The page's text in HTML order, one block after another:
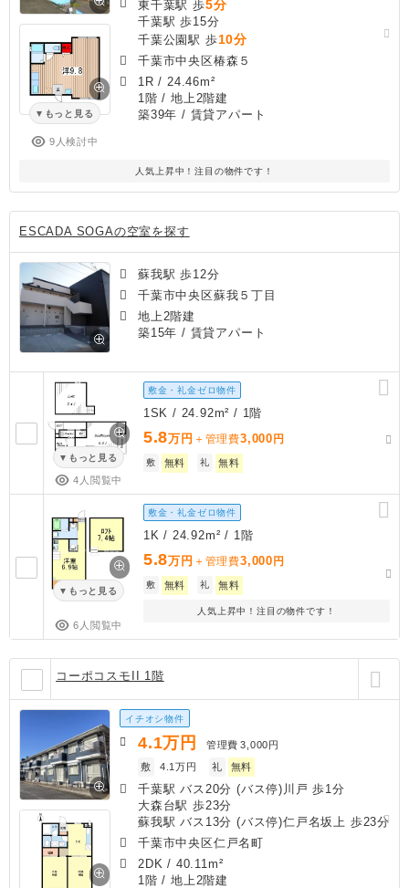
もっと見る
9人検討中
東千葉駅 歩5分
千葉駅 歩15分
千葉公園駅 歩10分
千葉市中央区椿森５
1R / 24.46m²
1階 / 地上2階建
築39年 / 賃貸アパート
人気上昇中！注目の物件です！
ESCADA SOGAの空室を探す
蘇我駅 歩12分
千葉市中央区蘇我５丁目
地上2階建
築15年 / 賃貸アパート
もっと見る
4人閲覧中
敷金・礼金ゼロ物件
1SK / 24.92m² / 1階
5.8万円 ＋管理費3,000 円
敷 無料 礼 無料
もっと見る
6人閲覧中
敷金・礼金ゼロ物件
1K / 24.92m² / 1階
5.8万円 ＋管理費3,000 円
敷 無料 礼 無料
人気上昇中！注目の物件です！
コーポコスモII 1階
イチオシ物件
4.1万円 管理費 3,000円
敷
4.1万円 礼 無料
千葉駅 バス20分 (バス停)川戸 歩1分
大森台駅 歩23分
蘇我駅 バス13分 (バス停)仁戸名坂上 歩23分
千葉市中央区仁戸名町
2DK / 40.11m²
1階 / 地上2階建